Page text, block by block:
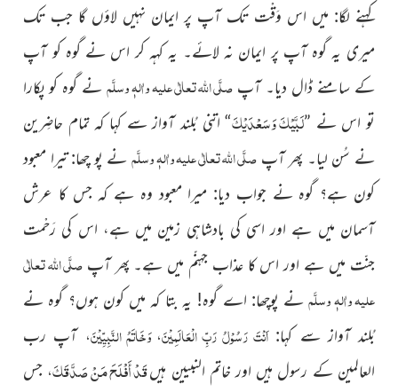
کہنے لگا: میں اس وَقْت تک آپ پر ایمان نہیں لاؤں گا جب تک
میری یہ گوہ آپ پر ایمان نہ لائے۔ یہ کہہ کر اس نے گوہ کو آپ
کے سامنے ڈال دیا۔ آپ صلَّی اللہ تعالٰی علیہ واٰلہٖ وسلَّمنے گوہ کو پکارا
تو اس نے ”لَبَّیْکَ وَسَعْدَیْکَ“ اتنی بُلند آواز سے کہا کہ تمام حاضِرین
نے سُن لیا۔ پھر آپصلَّی اللہ تعالٰی علیہ واٰلہٖ وسلَّمنے پو چھا: تیرا معبود
کون ہے؟ گوہ نے جواب دیا: میرا معبود وہ ہے کہ جس کا عرش
آسمان میں ہے اور اسی کی بادشاہی زمین میں ہے، اس کی رَحْمت
جنّت میں ہے اور اس کا عذاب جہنّم میں ہے۔ پھر آپصلَّی اللہ تعالٰی
علیہ واٰلہٖ وسلَّمنے پوچھا: اے گوہ! یہ بتا کہ میں کون ہوں؟ گوہ نے
بُلند آواز سے کہا:اَنْتَ رَسُوْلُ رَبِّ الْعَالَمِيْنَ، وَخَاتَمُ النَّبِيِّيْنَ، آپ رب
العالمین کے رسول ہیں اور خاتم النبیین ہیںقَدْ أَفْلَحَ مَنْ صَدَّقَکَ، جس